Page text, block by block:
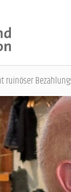
ruinöser